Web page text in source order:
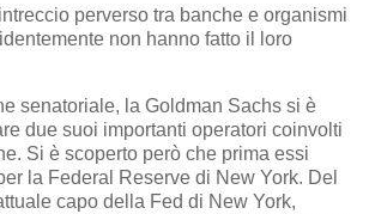
perverso tra banche e organismi
non hanno fatto il loro
senatoriale, la Goldman Sachs si è
due suoi importanti operatori coinvolti
Si è scoperto però che prima essi
la Federal Reserve di New York. Del
capo della Fed di New York,